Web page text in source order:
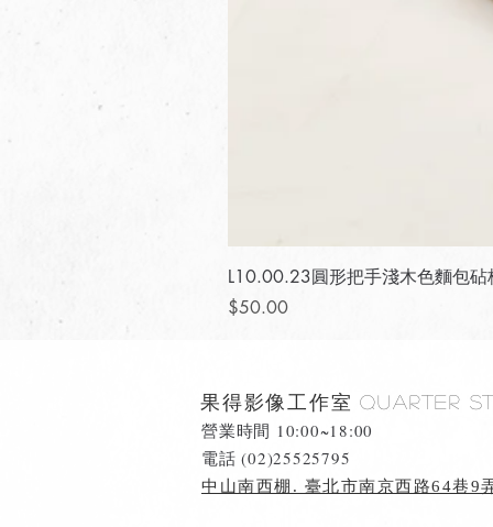
L10.00.23圓形把手淺木色麵包砧
價格
$50.00
果得影像工作室Quarter
營業時間 10:00~18:00
​電話 (02)25525795
中山南西棚. 臺北市南京西路64巷9